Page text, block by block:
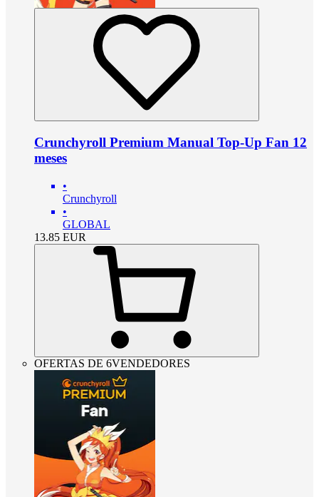
Crunchyroll Premium Manual Top-Up Fan 12
meses
•
Crunchyroll
•
GLOBAL
13.85 EUR
OFERTAS DE 6VENDEDORES